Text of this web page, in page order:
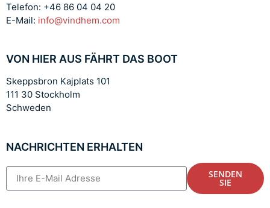
Telefon: +46 86 04 04 20
E-Mail: info@vindhem.com
VON HIER AUS FÄHRT DAS BOOT
Skeppsbron Kajplats 101
111 30 Stockholm
Schweden
NACHRICHTEN ERHALTEN
SENDEN
SIE